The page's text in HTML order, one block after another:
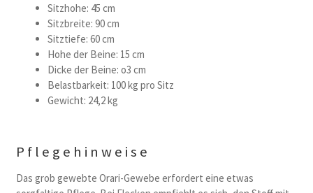
Sitzhohe: 45 cm
Sitzbreite: 90 cm
Sitztiefe: 60 cm
Hohe der Beine: 15 cm
Dicke der Beine: o3 cm
Belastbarkeit: 100 kg pro Sitz
Gewicht: 24,2 kg
Pflegehinweise
Das grob gewebte Orari-Gewebe erfordert eine etwas